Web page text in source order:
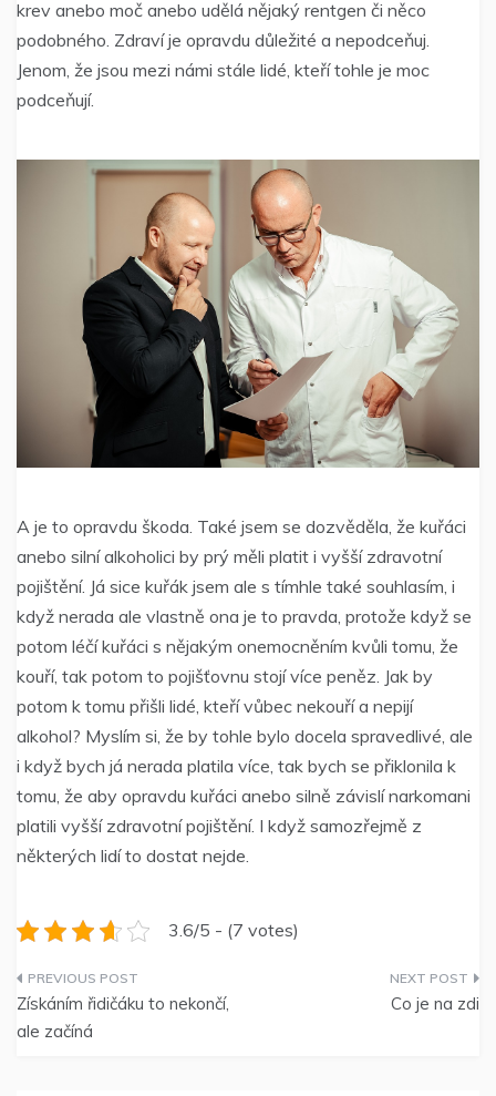
krev anebo moč anebo udělá nějaký rentgen či něco
podobného. Zdraví je opravdu důležité a nepodceňuj.
Jenom, že jsou mezi námi stále lidé, kteří tohle je moc
podceňují.
A je to opravdu škoda. Také jsem se dozvěděla, že kuřáci
anebo silní alkoholici by prý měli platit i vyšší zdravotní
pojištění. Já sice kuřák jsem ale s tímhle také souhlasím, i
když nerada ale vlastně ona je to pravda, protože když se
potom léčí kuřáci s nějakým onemocněním kvůli tomu, že
kouří, tak potom to pojišťovnu stojí více peněz. Jak by
potom k tomu přišli lidé, kteří vůbec nekouří a nepijí
alkohol? Myslím si, že by tohle bylo docela spravedlivé, ale
i když bych já nerada platila více, tak bych se přiklonila k
tomu, že aby opravdu kuřáci anebo silně závislí narkomani
platili vyšší zdravotní pojištění. I když samozřejmě z
některých lidí to dostat nejde.
3.6/5 - (7 votes)
Navigace
pro
Získáním řidičáku to nekončí,
ale začíná
Co je na zdi